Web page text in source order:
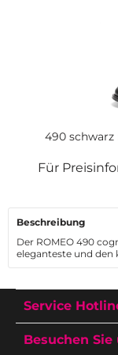
490 schwarz
Für
Beschreibung
Der ROMEO 490
eleganteste und den
Service
Besuchen Sie